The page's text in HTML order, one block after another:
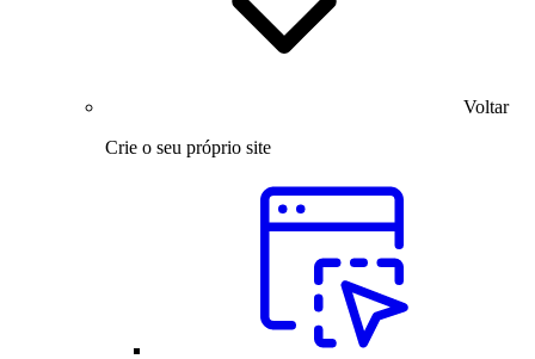
Voltar
Crie o seu próprio site